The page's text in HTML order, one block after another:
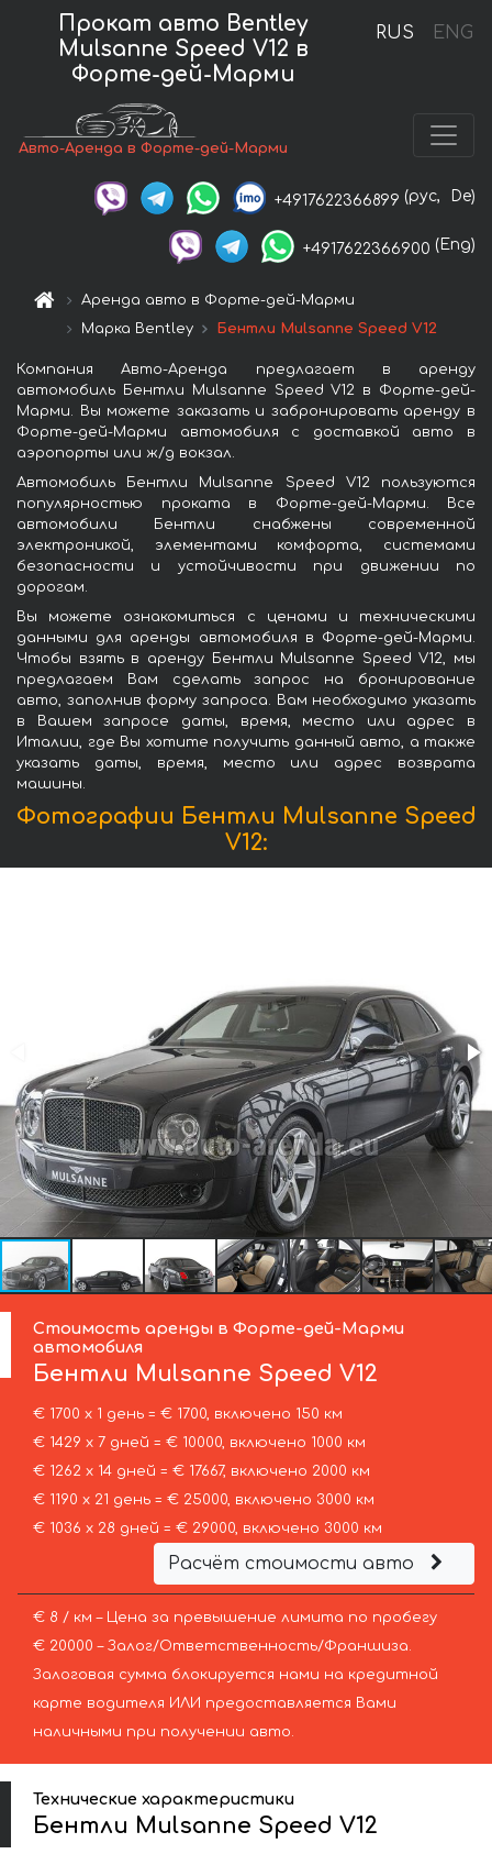
RUS ENG
Прокат авто Bentley
Mulsanne Speed V12 в
Форте-дей-Марми
Авто-Аренда в Форте-дей-Марми
+4917622366899 (рус, De)
+4917622366900 (Eng)
Аренда авто в Форте-дей-Марми
Марка Bentley
Бентли Mulsanne Speed V12
Компания Авто-Аренда предлагает в аренду
автомобиль Бентли Mulsanne Speed V12 в Форте-дей-
Марми. Вы можете заказать и забронировать аренду в
Форте-дей-Марми автомобиля с доставкой авто в
аэропорты или ж/д вокзал.
Автомобиль Бентли Mulsanne Speed V12 пользуются
популярностью проката в Форте-дей-Марми. Все
автомобили Бентли снабжены современной
электроникой, элементами комфорта, системами
безопасности и устойчивости при движении по
дорогам.
Вы можете ознакомиться с ценами и техническими
данными для аренды автомобиля в Форте-дей-Марми.
Чтобы взять в аренду Бентли Mulsanne Speed V12, мы
предлагаем Вам сделать запрос на бронирование
авто, заполнив форму запроса. Вам необходимо указать
в Вашем запросе даты, время, место или адрес в
Италии, где Вы хотите получить данный авто, а также
указать даты, время, место или адрес возврата
машины.
Фотографии Бентли Mulsanne Speed
V12:
Стоимость аренды в Форте-дей-Марми
автомобиля
Бентли Mulsanne Speed V12
€ 1700 х 1 день = € 1700, включено 150 км
€ 1429 х 7 дней = € 10000, включено 1000 км
€ 1262 х 14 дней = € 17667, включено 2000 км
€ 1190 х 21 день = € 25000, включено 3000 км
€ 1036 х 28 дней = € 29000, включено 3000 км
Расчёт стоимости авто
€ 8 / км – Цена за превышение лимита по пробегу
€ 20000 – Залог/Ответственность/Франшиза.
Залоговая сумма блокируется нами на кредитной
карте водителя ИЛИ предоставляется Вами
наличными при получении авто.
Технические характеристики
Бентли Mulsanne Speed V12